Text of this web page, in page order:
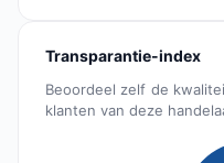
Transparantie-index
Beoordeel zelf de
klanten van deze